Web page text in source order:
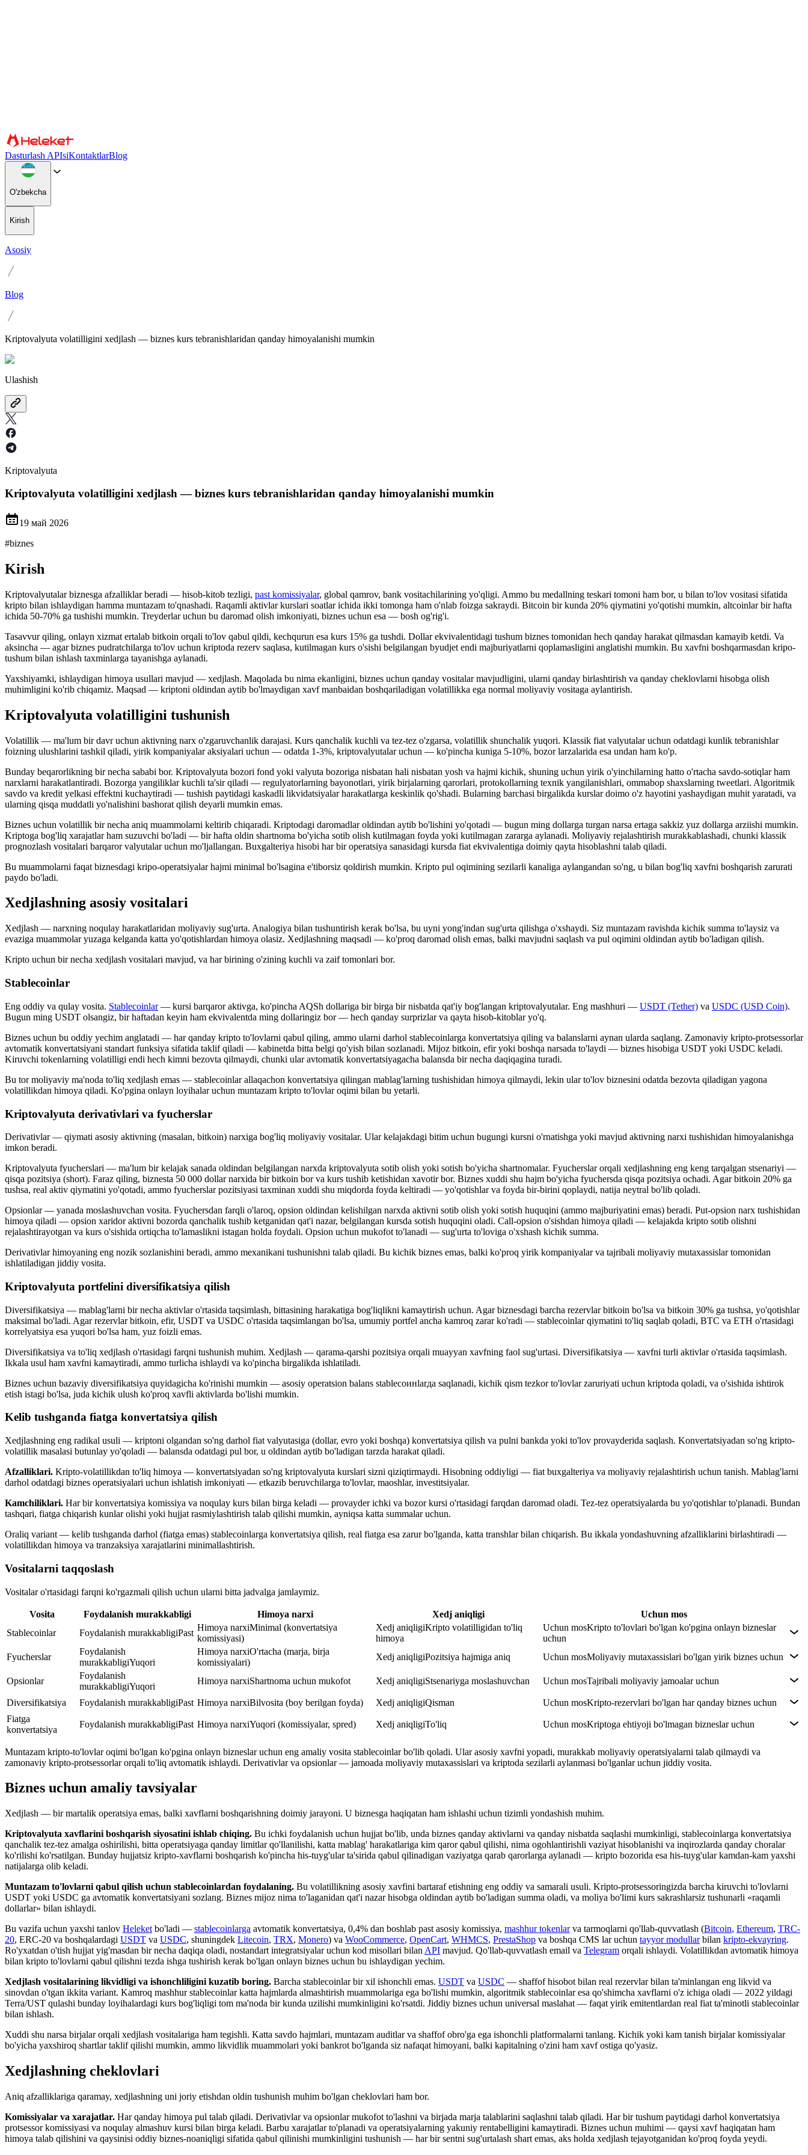
Dasturlash APIsiKontaktlarBlog
O'zbekcha
Kirish
Asosiy
Blog
Kriptovalyuta volatilligini xedjlash — biznes kurs tebranishlaridan qanday himoyalanishi mumkin
Ulashish
Kriptovalyuta
Kriptovalyuta volatilligini xedjlash — biznes kurs tebranishlaridan qanday himoyalanishi mumkin
19 май 2026
#biznes
Kirish
Kriptovalyutalar biznesga afzalliklar beradi — hisob-kitob tezligi, past komissiyalar, global qamrov, bank vositachilarining yo'qligi. Ammo bu medallning teskari tomoni ham bor, u bilan to'lov vositasi sifatida
kripto bilan ishlaydigan hamma muntazam to'qnashadi. Raqamli aktivlar kurslari soatlar ichida ikki tomonga ham o'nlab foizga sakraydi. Bitcoin bir kunda 20% qiymatini yo'qotishi mumkin, altcoinlar bir hafta
ichida 50-70% ga tushishi mumkin. Treyderlar uchun bu daromad olish imkoniyati, biznes uchun esa — bosh og'rig'i.
Tasavvur qiling, onlayn xizmat ertalab bitkoin orqali to'lov qabul qildi, kechqurun esa kurs 15% ga tushdi. Dollar ekvivalentidagi tushum biznes tomonidan hech qanday harakat qilmasdan kamayib ketdi. Va
aksincha — agar biznes pudratchilarga to'lov uchun kriptoda rezerv saqlasa, kutilmagan kurs o'sishi belgilangan byudjet endi majburiyatlarni qoplamasligini anglatishi mumkin. Bu xavfni boshqarmasdan kripo-
tushum bilan ishlash taxminlarga tayanishga aylanadi.
Yaxshiyamki, ishlaydigan himoya usullari mavjud — xedjlash. Maqolada bu nima ekanligini, biznes uchun qanday vositalar mavjudligini, ularni qanday birlashtirish va qanday cheklovlarni hisobga olish
muhimligini ko'rib chiqamiz. Maqsad — kriptoni oldindan aytib bo'lmaydigan xavf manbaidan boshqariladigan volatillikka ega normal moliyaviy vositaga aylantirish.
Kriptovalyuta volatilligini tushunish
Volatillik — ma'lum bir davr uchun aktivning narx o'zgaruvchanlik darajasi. Kurs qanchalik kuchli va tez-tez o'zgarsa, volatillik shunchalik yuqori. Klassik fiat valyutalar uchun odatdagi kunlik tebranishlar
foizning ulushlarini tashkil qiladi, yirik kompaniyalar aksiyalari uchun — odatda 1-3%, kriptovalyutalar uchun — ko'pincha kuniga 5-10%, bozor larzalarida esa undan ham ko'p.
Bunday beqarorlikning bir necha sababi bor. Kriptovalyuta bozori fond yoki valyuta bozoriga nisbatan hali nisbatan yosh va hajmi kichik, shuning uchun yirik o'yinchilarning hatto o'rtacha savdo-sotiqlar ham
narxlarni harakatlantiradi. Bozorga yangiliklar kuchli ta'sir qiladi — regulyatorlarning bayonotlari, yirik birjalarning qarorlari, protokollarning texnik yangilanishlari, ommabop shaxslarning tweetlari. Algoritmik
savdo va kredit yelkasi effektni kuchaytiradi — tushish paytidagi kaskadli likvidatsiyalar harakatlarga keskinlik qo'shadi. Bularning barchasi birgalikda kurslar doimo o'z hayotini yashaydigan muhit yaratadi, va
ularning qisqa muddatli yo'nalishini bashorat qilish deyarli mumkin emas.
Biznes uchun volatillik bir necha aniq muammolarni keltirib chiqaradi. Kriptodagi daromadlar oldindan aytib bo'lishini yo'qotadi — bugun ming dollarga turgan narsa ertaga sakkiz yuz dollarga arziishi mumkin.
Kriptoga bog'liq xarajatlar ham suzuvchi bo'ladi — bir hafta oldin shartnoma bo'yicha sotib olish kutilmagan foyda yoki kutilmagan zararga aylanadi. Moliyaviy rejalashtirish murakkablashadi, chunki klassik
prognozlash vositalari barqaror valyutalar uchun mo'ljallangan. Buxgalteriya hisobi har bir operatsiya sanasidagi kursda fiat ekvivalentiga doimiy qayta hisoblashni talab qiladi.
Bu muammolarni faqat biznesdagi kripo-operatsiyalar hajmi minimal bo'lsagina e'tiborsiz qoldirish mumkin. Kripto pul oqimining sezilarli kanaliga aylangandan so'ng, u bilan bog'liq xavfni boshqarish zarurati
paydo bo'ladi.
Xedjlashning asosiy vositalari
Xedjlash — narxning noqulay harakatlaridan moliyaviy sug'urta. Analogiya bilan tushuntirish kerak bo'lsa, bu uyni yong'indan sug'urta qilishga o'xshaydi. Siz muntazam ravishda kichik summa to'laysiz va
evaziga muammolar yuzaga kelganda katta yo'qotishlardan himoya olasiz. Xedjlashning maqsadi — ko'proq daromad olish emas, balki mavjudni saqlash va pul oqimini oldindan aytib bo'ladigan qilish.
Kripto uchun bir necha xedjlash vositalari mavjud, va har birining o'zining kuchli va zaif tomonlari bor.
Stablecoinlar
Eng oddiy va qulay vosita. Stablecoinlar— kursi barqaror aktivga, ko'pincha AQSh dollariga bir birga bir nisbatda qat'iy bog'langan kriptovalyutalar. Eng mashhuri — USDT (Tether) va USDC (USD Coin).
Bugun ming USDT olsangiz, bir haftadan keyin ham ekvivalentda ming dollaringiz bor — hech qanday surprizlar va qayta hisob-kitoblar yo'q.
Biznes uchun bu oddiy yechim anglatadi — har qanday kripto to'lovlarni qabul qiling, ammo ularni darhol stablecoinlarga konvertatsiya qiling va balanslarni aynan ularda saqlang. Zamonaviy kripto-protsessorlar
avtomatik konvertatsiyani standart funksiya sifatida taklif qiladi — kabinetda bitta belgi qo'yish bilan sozlanadi. Mijoz bitkoin, efir yoki boshqa narsada to'laydi — biznes hisobiga USDT yoki USDC keladi.
Kiruvchi tokenlarning volatilligi endi hech kimni bezovta qilmaydi, chunki ular avtomatik konvertatsiyagacha balansda bir necha daqiqagina turadi.
Bu tor moliyaviy ma'noda to'liq xedjlash emas — stablecoinlar allaqachon konvertatsiya qilingan mablag'larning tushishidan himoya qilmaydi, lekin ular to'lov biznesini odatda bezovta qiladigan yagona
volatillikdan himoya qiladi. Ko'pgina onlayn loyihalar uchun muntazam kripto to'lovlar oqimi bilan bu yetarli.
Kriptovalyuta derivativlari va fyucherslar
Derivativlar — qiymati asosiy aktivning (masalan, bitkoin) narxiga bog'liq moliyaviy vositalar. Ular kelajakdagi bitim uchun bugungi kursni o'rnatishga yoki mavjud aktivning narxi tushishidan himoyalanishga
imkon beradi.
Kriptovalyuta fyucherslari — ma'lum bir kelajak sanada oldindan belgilangan narxda kriptovalyuta sotib olish yoki sotish bo'yicha shartnomalar. Fyucherslar orqali xedjlashning eng keng tarqalgan stsenariyi —
qisqa pozitsiya (short). Faraz qiling, biznesta 50 000 dollar narxida bir bitkoin bor va kurs tushib ketishidan xavotir bor. Biznes xuddi shu hajm bo'yicha fyuchersda qisqa pozitsiya ochadi. Agar bitkoin 20% ga
tushsa, real aktiv qiymatini yo'qotadi, ammo fyucherslar pozitsiyasi taxminan xuddi shu miqdorda foyda keltiradi — yo'qotishlar va foyda bir-birini qoplaydi, natija neytral bo'lib qoladi.
Opsionlar — yanada moslashuvchan vosita. Fyuchersdan farqli o'laroq, opsion oldindan kelishilgan narxda aktivni sotib olish yoki sotish huquqini (ammo majburiyatini emas) beradi. Put-opsion narx tushishidan
himoya qiladi — opsion xaridor aktivni bozorda qanchalik tushib ketganidan qat'i nazar, belgilangan kursda sotish huquqini oladi. Call-opsion o'sishdan himoya qiladi — kelajakda kripto sotib olishni
rejalashtirayotgan va kurs o'sishida ortiqcha to'lamaslikni istagan holda foydali. Opsion uchun mukofot to'lanadi — sug'urta to'loviga o'xshash kichik summa.
Derivativlar himoyaning eng nozik sozlanishini beradi, ammo mexanikani tushunishni talab qiladi. Bu kichik biznes emas, balki ko'proq yirik kompaniyalar va tajribali moliyaviy mutaxassislar tomonidan
ishlatiladigan jiddiy vosita.
Kriptovalyuta portfelini diversifikatsiya qilish
Diversifikatsiya — mablag'larni bir necha aktivlar o'rtasida taqsimlash, bittasining harakatiga bog'liqlikni kamaytirish uchun. Agar biznesdagi barcha rezervlar bitkoin bo'lsa va bitkoin 30% ga tushsa, yo'qotishlar
maksimal bo'ladi. Agar rezervlar bitkoin, efir, USDT va USDC o'rtasida taqsimlangan bo'lsa, umumiy portfel ancha kamroq zarar ko'radi — stablecoinlar qiymatini to'liq saqlab qoladi, BTC va ETH o'rtasidagi
korrelyatsiya esa yuqori bo'lsa ham, yuz foizli emas.
Diversifikatsiya va to'liq xedjlash o'rtasidagi farqni tushunish muhim. Xedjlash — qarama-qarshi pozitsiya orqali muayyan xavfning faol sug'urtasi. Diversifikatsiya — xavfni turli aktivlar o'rtasida taqsimlash.
Ikkala usul ham xavfni kamaytiradi, ammo turlicha ishlaydi va ko'pincha birgalikda ishlatiladi.
Biznes uchun bazaviy diversifikatsiya quyidagicha ko'rinishi mumkin — asosiy operatsion balans stablecoинlarда saqlanadi, kichik qism tezkor to'lovlar zaruriyati uchun kriptoda qoladi, va o'sishida ishtirok
etish istagi bo'lsa, juda kichik ulush ko'proq xavfli aktivlarda bo'lishi mumkin.
Kelib tushganda fiatga konvertatsiya qilish
Xedjlashning eng radikal usuli — kriptoni olgandan so'ng darhol fiat valyutasiga (dollar, evro yoki boshqa) konvertatsiya qilish va pulni bankda yoki to'lov provayderida saqlash. Konvertatsiyadan so'ng kripto-
volatillik masalasi butunlay yo'qoladi — balansda odatdagi pul bor, u oldindan aytib bo'ladigan tarzda harakat qiladi.
Afzalliklari. Kripto-volatillikdan to'liq himoya — konvertatsiyadan so'ng kriptovalyuta kurslari sizni qiziqtirmaydi. Hisobning oddiyligi — fiat buxgalteriya va moliyaviy rejalashtirish uchun tanish. Mablag'larni
darhol odatdagi biznes operatsiyalari uchun ishlatish imkoniyati — etkazib beruvchilarga to'lovlar, maoshlar, investitsiyalar.
Kamchiliklari. Har bir konvertatsiya komissiya va noqulay kurs bilan birga keladi — provayder ichki va bozor kursi o'rtasidagi farqdan daromad oladi. Tez-tez operatsiyalarda bu yo'qotishlar to'planadi. Bundan
tashqari, fiatga chiqarish kunlar olishi yoki hujjat rasmiylashtirish talab qilishi mumkin, ayniqsa katta summalar uchun.
Oraliq variant — kelib tushganda darhol (fiatga emas) stablecoinlarga konvertatsiya qilish, real fiatga esa zarur bo'lganda, katta transhlar bilan chiqarish. Bu ikkala yondashuvning afzalliklarini birlashtiradi —
volatillikdan himoya va tranzaksiya xarajatlarini minimallashtirish.
Vositalarni taqqoslash
Vositalar o'rtasidagi farqni ko'rgazmali qilish uchun ularni bitta jadvalga jamlaymiz.
Vosita Foydalanish murakkabligi Himoya narxi Xedj aniqligi
Uchun mos
Stablecoinlar
Foydalanish murakkabligiPast
Himoya narxiMinimal (konvertatsiya
komissiyasi)
Xedj aniqligiKripto volatilligidan to'liq
himoya
Uchun mosKripto to'lovlari bo'lgan ko'pgina onlayn bizneslar
uchun
Fyucherslar
Foydalanish
murakkabligiYuqori
Himoya narxiO'rtacha (marja, birja
komissiyalari)
Xedj aniqligiPozitsiya hajmiga aniq Uchun mosMoliyaviy mutaxassislari bo'lgan yirik biznes uchun
Opsionlar
Foydalanish
murakkabligiYuqori
Himoya narxiShartnoma uchun mukofot Xedj aniqligiStsenariyga moslashuvchan Uchun mosTajribali moliyaviy jamoalar uchun
Diversifikatsiya Foydalanish murakkabligiPast Himoya narxiBilvosita (boy berilgan foyda) Xedj aniqligiQisman Uchun mosKripto-rezervlari bo'lgan har qanday biznes uchun
Fiatga
konvertatsiya
Foydalanish murakkabligiPast Himoya narxiYuqori (komissiyalar, spred) Xedj aniqligiTo'liq Uchun mosKriptoga ehtiyoji bo'lmagan bizneslar uchun
Muntazam kripto-to'lovlar oqimi bo'lgan ko'pgina onlayn bizneslar uchun eng amaliy vosita stablecoinlar bo'lib qoladi. Ular asosiy xavfni yopadi, murakkab moliyaviy operatsiyalarni talab qilmaydi va
zamonaviy kripto-protsessorlar orqali to'liq avtomatik ishlaydi. Derivativlar va opsionlar — jamoada moliyaviy mutaxassislari va kriptoda sezilarli aylanmasi bo'lganlar uchun jiddiy vosita.
Biznes uchun amaliy tavsiyalar
Xedjlash — bir martalik operatsiya emas, balki xavflarni boshqarishning doimiy jarayoni. U biznesga haqiqatan ham ishlashi uchun tizimli yondashish muhim.
Kriptovalyuta xavflarini boshqarish siyosatini ishlab chiqing. Bu ichki foydalanish uchun hujjat bo'lib, unda biznes qanday aktivlarni va qanday nisbatda saqlashi mumkinligi, stablecoinlarga konvertatsiya
qanchalik tez-tez amalga oshirilishi, bitta operatsiyaga qanday limitlar qo'llanilishi, katta mablag' harakatlariga kim qaror qabul qilishi, nima ogohlantirishli vaziyat hisoblanishi va inqirozlarda qanday choralar
ko'rilishi ko'rsatilgan. Bunday hujjatsiz kripto-xavflarni boshqarish ko'pincha his-tuyg'ular ta'sirida qabul qilinadigan vaziyatga qarab qarorlarga aylanadi — kripto bozorida esa his-tuyg'ular kamdan-kam yaxshi
natijalarga olib keladi.
Muntazam to'lovlarni qabul qilish uchun stablecoinlardan foydalaning. Bu volatillikning asosiy xavfini bartaraf etishning eng oddiy va samarali usuli. Kripto-protsessoringizda barcha kiruvchi to'lovlarni
USDT yoki USDC ga avtomatik konvertatsiyani sozlang. Biznes mijoz nima to'laganidan qat'i nazar hisobga oldindan aytib bo'ladigan summa oladi, va moliya bo'limi kurs sakrashlarsiz tushunarli «raqamli
dollarlar» bilan ishlaydi.
Bu vazifa uchun yaxshi tanlov Heleket bo'ladi — stablecoinlarga avtomatik konvertatsiya, 0,4% dan boshlab past asosiy komissiya, mashhur tokenlarva tarmoqlarni qo'llab-quvvatlash (Bitcoin, Ethereum, TRC-
20, ERC-20 va boshqalardagi USDT va USDC, shuningdek Litecoin, TRX, Monero) va WooCommerce, OpenCart, WHMCS, PrestaShop va boshqa CMS lar uchun tayyor modullarbilan kripto-ekvayring.
Ro'yxatdan o'tish hujjat yig'masdan bir necha daqiqa oladi, nostandart integratsiyalar uchun kod misollari bilan API mavjud. Qo'llab-quvvatlash email va Telegram orqali ishlaydi. Volatillikdan avtomatik himoya
bilan kripto to'lovlarni qabul qilishni tezda ishga tushirish kerak bo'lgan onlayn biznes uchun bu ishlaydigan yechim.
Xedjlash vositalarining likvidligi va ishonchliligini kuzatib boring. Barcha stablecoinlar bir xil ishonchli emas. USDT va USDC — shaffof hisobot bilan real rezervlar bilan ta'minlangan eng likvid va
sinovdan o'tgan ikkita variant. Kamroq mashhur stablecoinlar katta hajmlarda almashtirish muammolariga ega bo'lishi mumkin, algoritmik stablecoinlar esa qo'shimcha xavflarni o'z ichiga oladi — 2022 yildagi
Terra/UST qulashi bunday loyihalardagi kurs bog'liqligi tom ma'noda bir kunda uzilishi mumkinligini ko'rsatdi. Jiddiy biznes uchun universal maslahat — faqat yirik emitentlardan real fiat ta'minotli stablecoinlar
bilan ishlash.
Xuddi shu narsa birjalar orqali xedjlash vositalariga ham tegishli. Katta savdo hajmlari, muntazam auditlar va shaffof obro'ga ega ishonchli platformalarni tanlang. Kichik yoki kam tanish birjalar komissiyalar
bo'yicha yaxshiroq shartlar taklif qilishi mumkin, ammo likvidlik muammolari yoki bankrot bo'lganda siz nafaqat himoyani, balki kapitalning o'zini ham xavf ostiga qo'yasiz.
Xedjlashning cheklovlari
Aniq afzalliklariga qaramay, xedjlashning uni joriy etishdan oldin tushunish muhim bo'lgan cheklovlari ham bor.
Komissiyalar va xarajatlar. Har qanday himoya pul talab qiladi. Derivativlar va opsionlar mukofot to'lashni va birjada marja talablarini saqlashni talab qiladi. Har bir tushum paytidagi darhol konvertatsiya
protsessor komissiyasi va noqulay almashuv kursi bilan birga keladi. Barbu xarajatlar to'planadi va operatsiyalarning yakuniy rentabelligini kamaytiradi. Biznes uchun muhimi — qaysi xavf haqiqatan ham
himoya talab qilishini va qaysinisi oddiy biznes-noaniqligi sifatida qabul qilinishi mumkinligini tushunish — har bir sentni sug'urtalash shart emas, aks holda xedjlash tejayotganidan ko'proq foyda yeydi.